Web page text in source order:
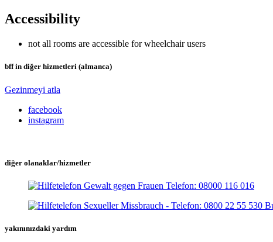
Accessibility
not all rooms are accessible for wheelchair users
bff in diğer hizmetleri (almanca)
Gezinmeyi atla
facebook
instagram
diğer olanaklar/hizmetler
yakınınızdaki yardım